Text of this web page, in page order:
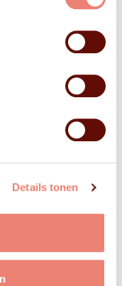
Details tonen